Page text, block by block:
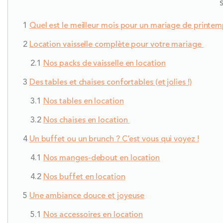
Quel est le meilleur mois pour un mariage de
Location vaisselle complète pour votre mariage
Nos packs de vaisselle en location
Des tables et chaises confortables (et jolies !)
Nos tables en location
Nos chaises en location
Un buffet ou un brunch ? C’est vous qui voyez !
Nos manges-debout en location
Nos buffet en location
Une ambiance douce et joyeuse
Nos accessoires en location